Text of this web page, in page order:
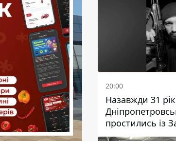
20:00
Назавжди 31
простились із
Олександром